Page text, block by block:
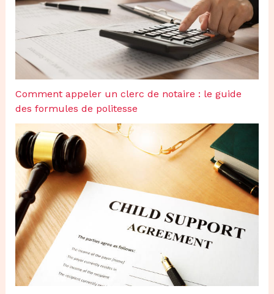
Comment appeler un clerc de notaire : le guide
des formules de politesse